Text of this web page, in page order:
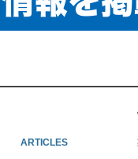
ARTICLES